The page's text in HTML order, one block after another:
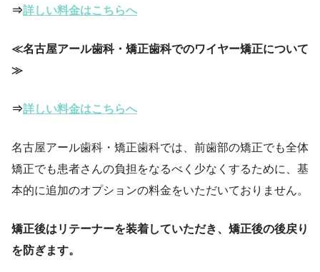
⇒詳しい料金はこちらへ
≪名古屋アール歯科・矯正歯科でのワイヤー矯正について
≫
⇒詳しい料金はこちらへ
名古屋アール歯科・矯正歯科では、前歯部の矯正でも全体
矯正でも患者さんの負担をなるべく少なくするために、基
本的に追加のオプションの料金をいただいておりません。
矯正後はリテーナーを装着していただき、矯正後の後戻り
を防ぎます。